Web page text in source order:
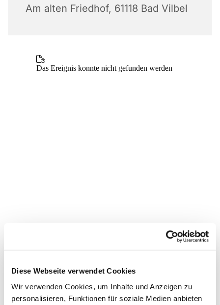
Diese Webseite verwendet Cookies
Wir verwenden Cookies, um Inhalte und Anzeigen zu
personalisieren, Funktionen für soziale Medien anbieten
Am alten Friedhof, 61118 Bad Vilbel
interessieren